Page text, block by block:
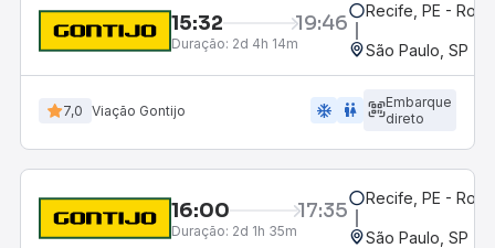
15:32 19:46
Duração: 2d 4h 14m
Recife, PE -
São Paulo, SP -
7,0 Viação Gontijo ac_unit wc
Embarque
direto
16:00 17:35
Duração: 2d 1h 35m
Recife, PE -
São Paulo, SP -